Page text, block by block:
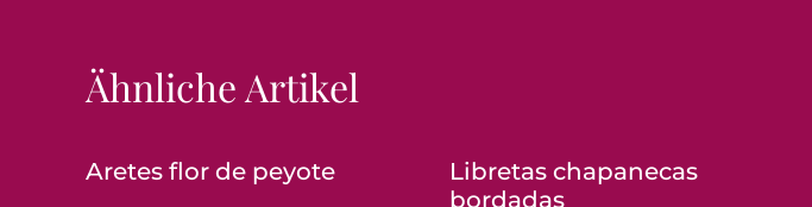
Ähnliche Artikel
Aretes flor de peyote
Libretas chapanecas
bordadas